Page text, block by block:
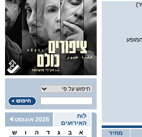
לוח
האירועים
2026 אוגוסט
א
ב ג ד ה ו ש מחיר